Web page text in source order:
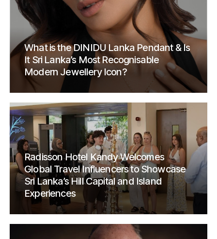
What is the DINIDU Lanka Pendant & Is
It Sri Lanka’s Most Recognisable
Modern Jewellery Icon?
Radisson Hotel Kandy Welcomes
Global Travel Influencers to Showcase
Sri Lanka’s Hill Capital and Island
Experiences